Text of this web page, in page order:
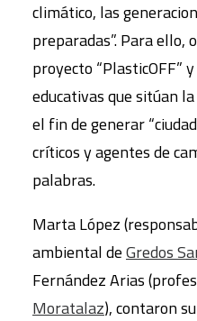
climático, las
preparadas”. Para ello,
proyecto “PlasticOFF”
educativas que sitúan
el fin de generar
críticos y agentes de
palabras.
Marta López
ambiental deGredos
Fernández Arias
Moratalaz), contaron